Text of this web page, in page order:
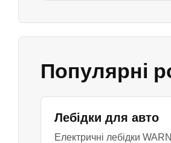
Популярні
Лебідки для авто
Електричні лебідки